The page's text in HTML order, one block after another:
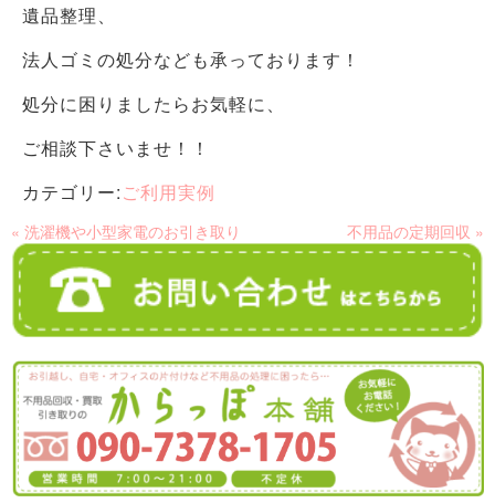
遺品整理、
法人ゴミの処分なども承っております！
処分に困りましたらお気軽に、
ご相談下さいませ！！
カテゴリー:ご利用実例
« 洗濯機や小型家電のお引き取り 不用品の定期回収 »